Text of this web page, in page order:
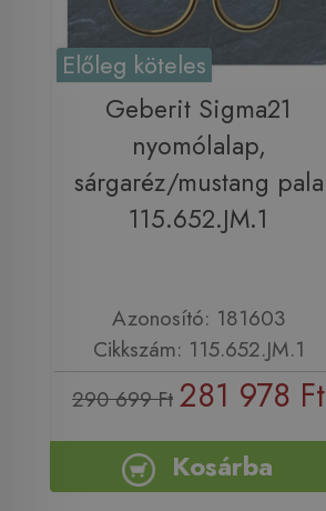
Előleg köteles
Geberit Sigma21
nyomólalap,
sárgaréz/mustang pala
115.652.JM.1
Azonosító: 181603
Cikkszám: 115.652.JM.1
290 699 Ft 281 978 Ft
Kosárba